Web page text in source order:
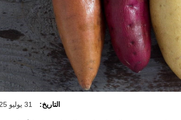
التاريخ: 31 يوليو 2025